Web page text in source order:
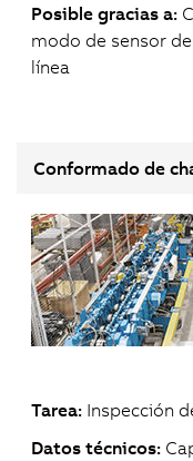
Posible gracias a:
modo de sensor
línea
Conformado de
Tarea: Inspección
Datos técnicos: